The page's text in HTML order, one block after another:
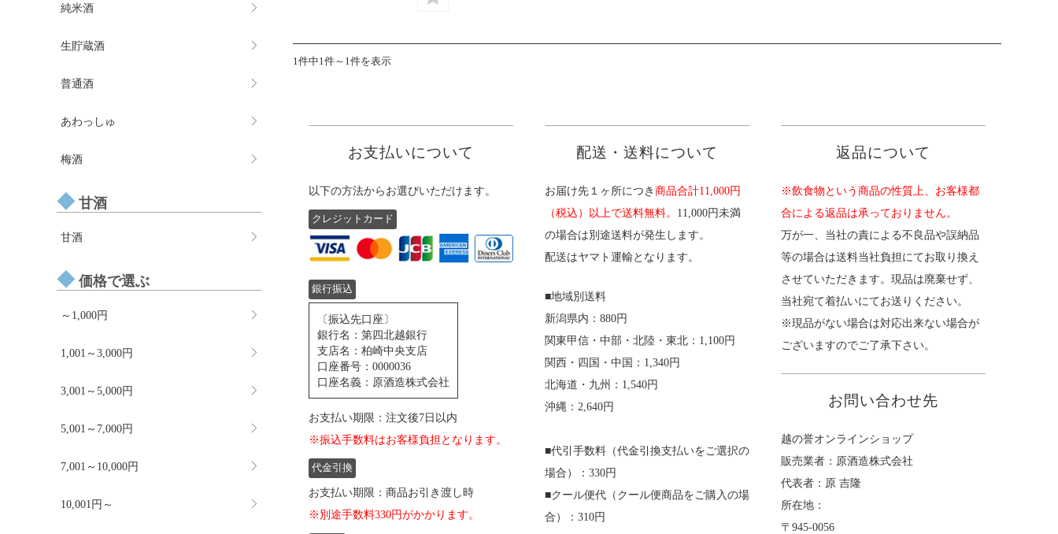
1件中1件～1件を表示
お支払いについて
以下の方法からお選びいただけます。
クレジットカード
銀行振込
〔振込先口座〕
銀行名：第四北越銀行
支店名：柏崎中央支店
口座番号：0000036
口座名義：原酒造株式会社
お支払い期限：注文後7日以内
※振込手数料はお客様負担となります。
代金引換
お支払い期限：商品お引き渡し時
※別途手数料330円がかかります。
配送・送料について
お届け先１ヶ所につき商品合計11,000円
（税込）以上で送料無料。 11,000円未満
の場合は別途送料が発生します。
配送はヤマト運輸となります。
■地域別送料
新潟県内：880円
関東甲信・中部・北陸・東北：1,100円
関西・四国・中国：1,340円
北海道・九州：1,540円
沖縄：2,640円
■代引手数料（代金引換支払いをご選択の
場合）：330円
■クール便代（クール便商品をご購入の場
合）：310円
返品について
※飲食物という商品の性質上、お客様都
合による返品は承っておりません。
万が一、当社の責による不良品や誤納品
等の場合は送料当社負担にてお取り換え
させていただきます。現品は廃棄せず、
当社宛て着払いにてお送りください。
※現品がない場合は対応出来ない場合が
ございますのでご了承下さい。
お問い合わせ先
越の誉オンラインショップ
販売業者：原酒造株式会社
代表者：原 吉隆
所在地：
〒945-0056
純米酒
生貯蔵酒
普通酒
あわっしゅ
梅酒
甘酒
甘酒
価格で選ぶ
～1,000円
1,001～3,000円
3,001～5,000円
5,001～7,000円
7,001～10,000円
10,001円～